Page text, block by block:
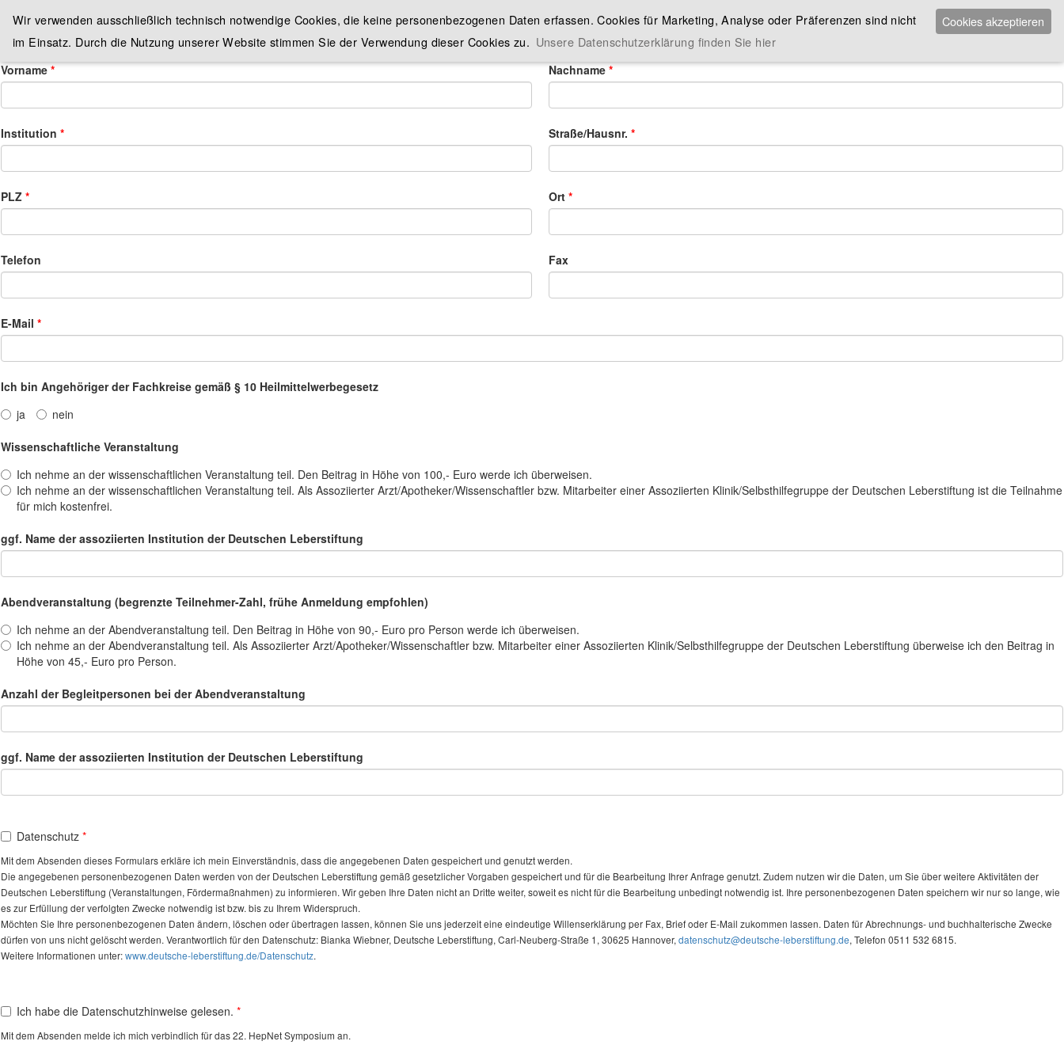
Prof.
Priv.Doz. Dr.
Vorname Nachname
Institution Straße/Hausnr.
PLZ Ort
Telefon Fax
E-Mail
Ich bin Angehöriger der Fachkreise gemäß § 10 Heilmittelwerbegesetz
ja
nein
Wissenschaftliche Veranstaltung
Ich nehme an der wissenschaftlichen Veranstaltung teil. Den Beitrag in Höhe von 100,- Euro werde ich überweisen.
Ich nehme an der wissenschaftlichen Veranstaltung teil. Als Assoziierter Arzt/Apotheker/Wissenschaftler bzw. Mitarbeiter einer Assoziierten Klinik/Selbsthilfegruppe der Deutschen Leberstiftung ist die Teilnahme
für mich kostenfrei.
ggf. Name der assoziierten Institution der Deutschen Leberstiftung
Abendveranstaltung (begrenzte Teilnehmer-Zahl, frühe Anmeldung empfohlen)
Ich nehme an der Abendveranstaltung teil. Den Beitrag in Höhe von 90,- Euro pro Person werde ich überweisen.
Ich nehme an der Abendveranstaltung teil. Als Assoziierter Arzt/Apotheker/Wissenschaftler bzw. Mitarbeiter einer Assoziierten Klinik/Selbsthilfegruppe der Deutschen Leberstiftung überweise ich den Beitrag in
Höhe von 45,- Euro pro Person.
Anzahl der Begleitpersonen bei der Abendveranstaltung
ggf. Name der assoziierten Institution der Deutschen Leberstiftung
Datenschutz
Mit dem Absenden dieses Formulars erkläre ich mein Einverständnis, dass die angegebenen Daten gespeichert und genutzt werden.
Die angegebenen personenbezogenen Daten werden von der Deutschen Leberstiftung gemäß gesetzlicher Vorgaben gespeichert und für die Bearbeitung Ihrer Anfrage genutzt. Zudem nutzen wir die Daten, um Sie über weitere Aktivitäten der
Deutschen Leberstiftung (Veranstaltungen, Fördermaßnahmen) zu informieren. Wir geben Ihre Daten nicht an Dritte weiter, soweit es nicht für die Bearbeitung unbedingt notwendig ist. Ihre personenbezogenen Daten speichern wir nur so lange, wie
es zur Erfüllung der verfolgten Zwecke notwendig ist bzw. bis zu Ihrem Widerspruch.
Möchten Sie Ihre personenbezogenen Daten ändern, löschen oder übertragen lassen, können Sie uns jederzeit eine eindeutige Willenserklärung per Fax, Brief oder E-Mail zukommen lassen. Daten für Abrechnungs- und buchhalterische Zwecke
dürfen von uns nicht gelöscht werden. Verantwortlich für den Datenschutz: Bianka Wiebner, Deutsche Leberstiftung, Carl-Neuberg-Straße 1, 30625 Hannover, datenschutz@deutsche-leberstiftung.de, Telefon 0511 532 6815.
Weitere Informationen unter:www.deutsche-leberstiftung.de/Datenschutz.
Ich habe die Datenschutzhinweise gelesen.
Mit dem Absenden melde ich mich verbindlich für das 22. HepNet Symposium an.
Cookies akzeptieren
Wir verwenden ausschließlich technisch notwendige Cookies, die keine personenbezogenen Daten erfassen. Cookies für Marketing, Analyse oder Präferenzen sind nicht
im Einsatz. Durch die Nutzung unserer Website stimmen Sie der Verwendung dieser Cookies zu. Unsere Datenschutzerklärung finden Sie hier